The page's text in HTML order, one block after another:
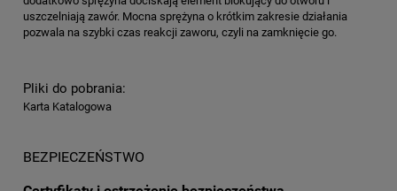
uszczelniają zawór. Mocna sprężyna o krótkim zakresie działania
pozwala na szybki czas reakcji zaworu, czyli na zamknięcie go.
Pliki do pobrania:
Karta Katalogowa
BEZPIECZEŃSTWO